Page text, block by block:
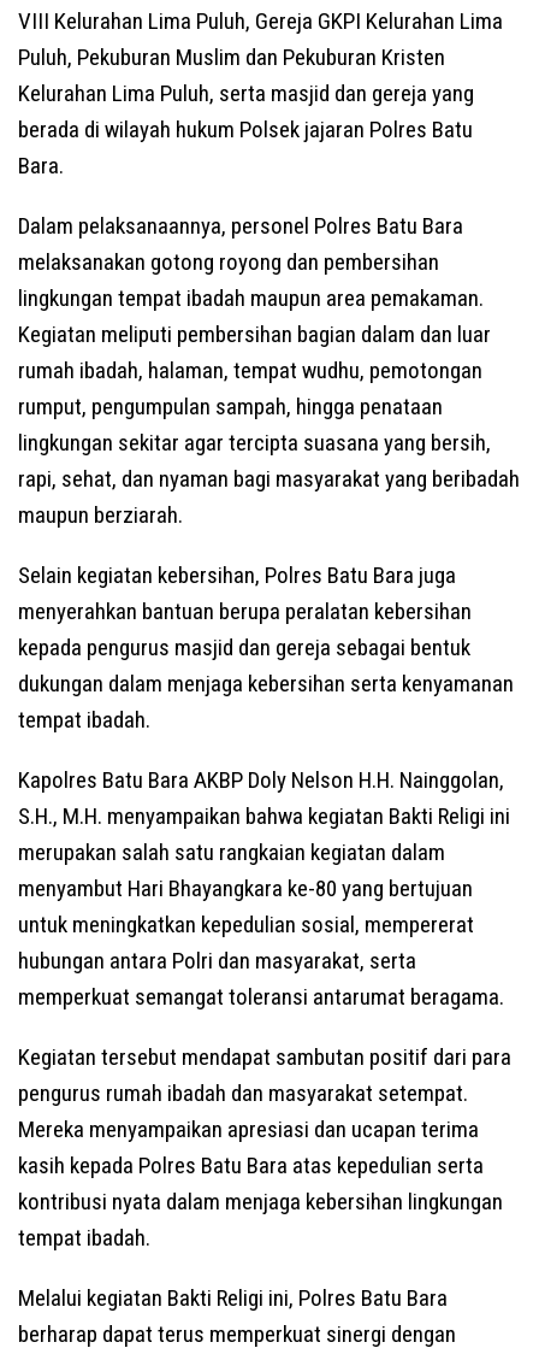
VIII Kelurahan Lima Puluh, Gereja GKPI Kelurahan Lima
Puluh, Pekuburan Muslim dan Pekuburan Kristen
Kelurahan Lima Puluh, serta masjid dan gereja yang
berada di wilayah hukum Polsek jajaran Polres Batu
Bara.
Dalam pelaksanaannya, personel Polres Batu Bara
melaksanakan gotong royong dan pembersihan
lingkungan tempat ibadah maupun area pemakaman.
Kegiatan meliputi pembersihan bagian dalam dan luar
rumah ibadah, halaman, tempat wudhu, pemotongan
rumput, pengumpulan sampah, hingga penataan
lingkungan sekitar agar tercipta suasana yang bersih,
rapi, sehat, dan nyaman bagi masyarakat yang beribadah
maupun berziarah.
Selain kegiatan kebersihan, Polres Batu Bara juga
menyerahkan bantuan berupa peralatan kebersihan
kepada pengurus masjid dan gereja sebagai bentuk
dukungan dalam menjaga kebersihan serta kenyamanan
tempat ibadah.
Kapolres Batu Bara AKBP Doly Nelson H.H. Nainggolan,
S.H., M.H. menyampaikan bahwa kegiatan Bakti Religi ini
merupakan salah satu rangkaian kegiatan dalam
menyambut Hari Bhayangkara ke-80 yang bertujuan
untuk meningkatkan kepedulian sosial, mempererat
hubungan antara Polri dan masyarakat, serta
memperkuat semangat toleransi antarumat beragama.
Kegiatan tersebut mendapat sambutan positif dari para
pengurus rumah ibadah dan masyarakat setempat.
Mereka menyampaikan apresiasi dan ucapan terima
kasih kepada Polres Batu Bara atas kepedulian serta
kontribusi nyata dalam menjaga kebersihan lingkungan
tempat ibadah.
Melalui kegiatan Bakti Religi ini, Polres Batu Bara
berharap dapat terus memperkuat sinergi dengan